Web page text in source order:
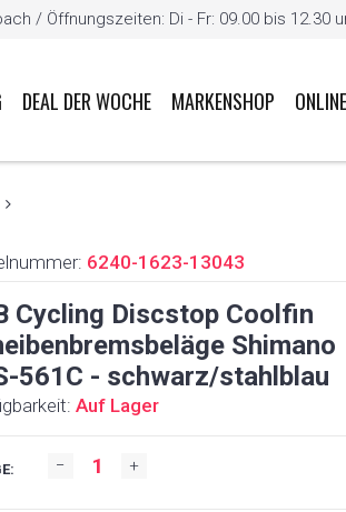
/ Öffnungszeiten: Di - Fr: 09.00 bis 12.30
DEAL DER WOCHE MARKENSHOP
6240-1623-13043
Cycling Discstop Coolfin
Shimano
561C - schwarz/stahlblau
Auf Lager